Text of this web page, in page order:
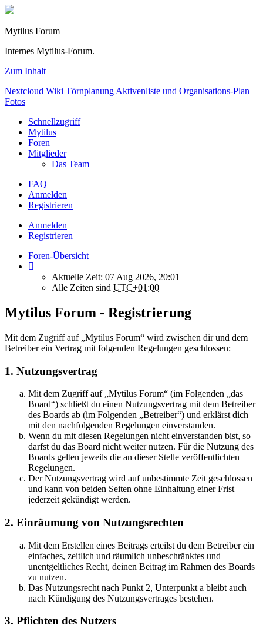
Mytilus Forum
Internes Mytilus-Forum.
Zum Inhalt
Nextcloud Wiki Törnplanung Aktivenliste und Organisations-Plan
Fotos
Schnellzugriff
Mytilus
Foren
Mitglieder
Das Team
FAQ
Anmelden
Registrieren
Anmelden
Registrieren
Foren-Übersicht
Aktuelle Zeit: 07 Aug 2026, 20:01
Alle Zeiten sind UTC+01:00
Mytilus Forum - Registrierung
Mit dem Zugriff auf „Mytilus Forum“ wird zwischen dir und dem
Betreiber ein Vertrag mit folgenden Regelungen geschlossen:
1. Nutzungsvertrag
Mit dem Zugriff auf „Mytilus Forum“ (im Folgenden „das
Board“) schließt du einen Nutzungsvertrag mit dem Betreiber
des Boards ab (im Folgenden „Betreiber“) und erklärst dich
mit den nachfolgenden Regelungen einverstanden.
Wenn du mit diesen Regelungen nicht einverstanden bist, so
darfst du das Board nicht weiter nutzen. Für die Nutzung des
Boards gelten jeweils die an dieser Stelle veröffentlichten
Regelungen.
Der Nutzungsvertrag wird auf unbestimmte Zeit geschlossen
und kann von beiden Seiten ohne Einhaltung einer Frist
jederzeit gekündigt werden.
2. Einräumung von Nutzungsrechten
Mit dem Erstellen eines Beitrags erteilst du dem Betreiber ein
einfaches, zeitlich und räumlich unbeschränktes und
unentgeltliches Recht, deinen Beitrag im Rahmen des Boards
zu nutzen.
Das Nutzungsrecht nach Punkt 2, Unterpunkt a bleibt auch
nach Kündigung des Nutzungsvertrages bestehen.
3. Pflichten des Nutzers